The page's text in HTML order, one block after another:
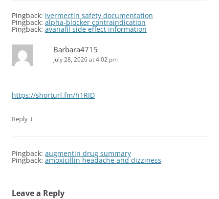
Pingback: ivermectin safety documentation
Pingback: alpha‑blocker contraindication
Pingback: avanafil side effect information
Barbara4715
July 28, 2026 at 4:02 pm
https://shorturl.fm/h1RID
Reply ↓
Pingback: augmentin drug summary
Pingback: amoxicillin headache and dizziness
Leave a Reply